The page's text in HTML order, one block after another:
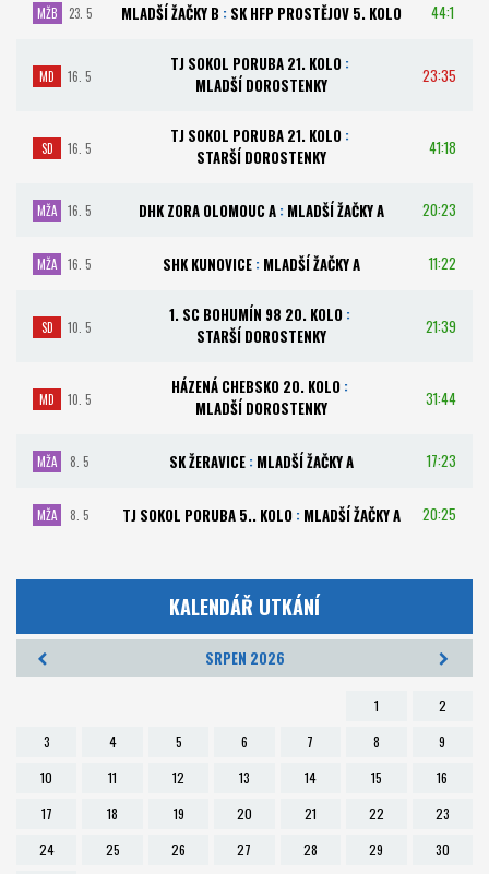
MŽB 23. 5 MLADŠÍ ŽAČKY B : SK HFP PROSTĚJOV 5. KOLO 44:1
MD 16. 5
TJ SOKOL PORUBA 21. KOLO :
MLADŠÍ DOROSTENKY
23:35
SD 16. 5
TJ SOKOL PORUBA 21. KOLO :
STARŠÍ DOROSTENKY
41:18
MŽA 16. 5 DHK ZORA OLOMOUC A: MLADŠÍ ŽAČKY A 20:23
MŽA 16. 5 SHK KUNOVICE: MLADŠÍ ŽAČKY A 11:22
SD 10. 5
1. SC BOHUMÍN 98 20. KOLO :
STARŠÍ DOROSTENKY
21:39
MD 10. 5
HÁZENÁ CHEBSKO 20. KOLO :
MLADŠÍ DOROSTENKY
31:44
MŽA 8. 5 SK ŽERAVICE: MLADŠÍ ŽAČKY A 17:23
MŽA 8. 5 TJ SOKOL PORUBA 5.. KOLO : MLADŠÍ ŽAČKY A 20:25
KALENDÁŘ UTKÁNÍ
SRPEN 2026
1
2
3
4 5 6 7 8
9
10
11 12 13 14 15
16
17
18 19 20 21 22
23
24
25 26 27 28 29
30